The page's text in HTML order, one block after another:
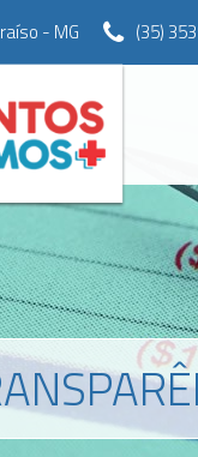
- MG (35)